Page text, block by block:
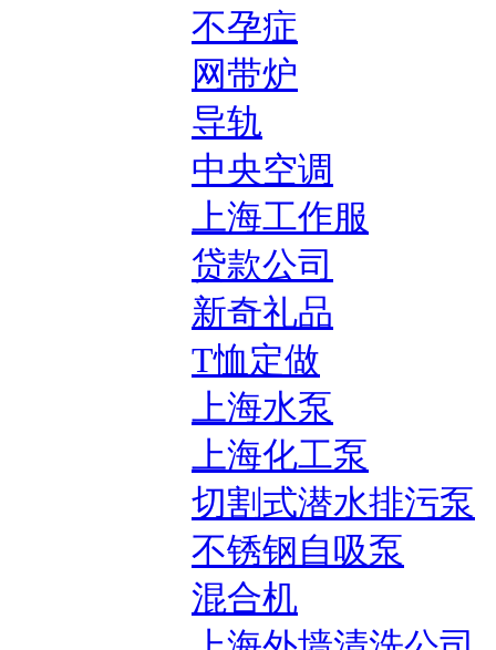
不孕症
网带炉
导轨
中央空调
上海工作服
贷款公司
新奇礼品
T恤定做
上海水泵
上海化工泵
切割式潜水排污泵
不锈钢自吸泵
混合机